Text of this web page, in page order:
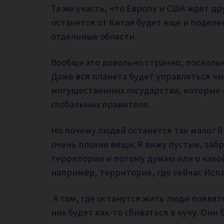
Та же участь, что Европу и США ждет
останется от Китая будет еще и
отдельные области.
Вообще это довольно странно,
Даже вся планета будет управляться
могущественных государства,
глобальных правителя.
Но почему людей останется так мало?
очень плохие вещи. Я вижу пустые,
территории и потому думаю или о
например, территория, где сейчас
А там, где останутся жить люди
них будет как-то сбиваться в кучу.